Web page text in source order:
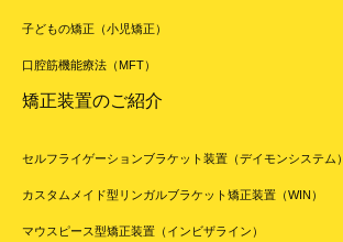
子どもの矯正（小児矯正）
口腔筋機能療法（MFT）
矯正装置のご紹介
セルフライゲーションブラケット装置（デイモンシステム）
カスタムメイド型リンガルブラケット矯正装置（WIN）
マウスピース型矯正装置（インビザライン）